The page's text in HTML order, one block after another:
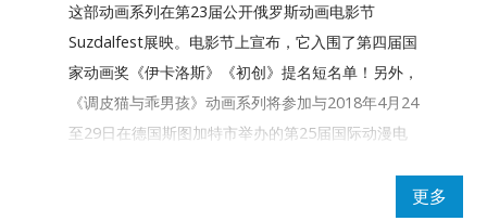
这部动画系列在第23届公开俄罗斯动画电影节
Suzdalfest展映。电影节上宣布，它入围了第四届国
家动画奖《伊卡洛斯》《初创》提名短名单！另外，
《调皮猫与乖男孩》动画系列将参加与2018年4月24
至29日在德国斯图加特市举办的第25届国际动漫电
更多